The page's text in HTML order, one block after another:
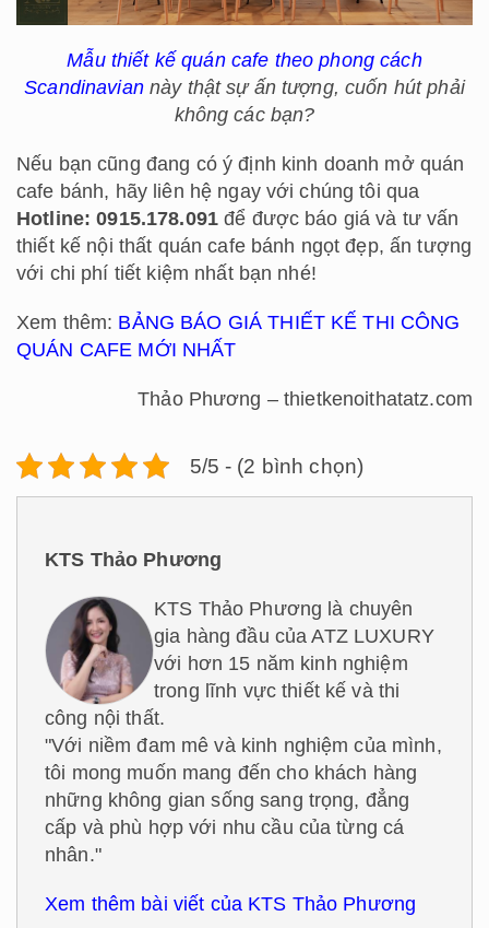
Mẫu thiết kế quán cafe theo phong cách
Scandinaviannày thật sự ấn tượng, cuốn hút phải
không các bạn?
Nếu bạn cũng đang có ý định kinh doanh mở quán
cafe bánh, hãy liên hệ ngay với chúng tôi qua
Hotline: 0915.178.091để được báo giá và tư vấn
thiết kế nội thất quán cafe bánh ngọt đẹp, ấn tượng
với chi phí tiết kiệm nhất bạn nhé!
Xem thêm: BẢNG BÁO GIÁ THIẾT KẾ THI CÔNG
QUÁN CAFE MỚI NHẤT
Thảo Phương – thietkenoithatatz.com
5/5 - (2 bình chọn)
KTS Thảo Phương
KTS Thảo Phương là chuyên
gia hàng đầu của ATZ LUXURY
với hơn 15 năm kinh nghiệm
trong lĩnh vực thiết kế và thi
công nội thất.
"Với niềm đam mê và kinh nghiệm của mình,
tôi mong muốn mang đến cho khách hàng
những không gian sống sang trọng, đẳng
cấp và phù hợp với nhu cầu của từng cá
nhân."
Xem thêm bài viết của KTS Thảo Phương